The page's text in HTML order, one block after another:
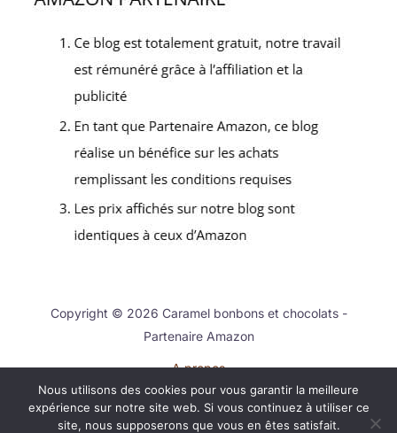
Copyright © 2026 Caramel bonbons et chocolats -
Partenaire Amazon
A propos
Contact
Mentions légales
Nous utilisons des cookies pour vous garantir la meilleure
expérience sur notre site web. Si vous continuez à utiliser ce
site, nous supposerons que vous en êtes satisfait.